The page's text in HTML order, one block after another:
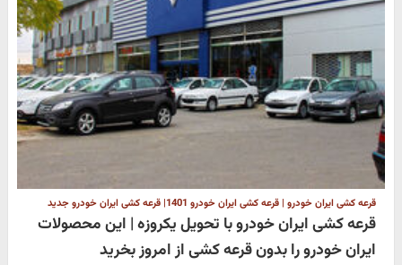
قرعه کشی ایران خودرو | قرعه کشی ایران خودرو 1401| قرعه کشی ایران خودرو جدید
قرعه کشی ایران خودرو با تحویل یکروزه | این محصولات
ایران خودرو را بدون قرعه کشی از امروز بخرید